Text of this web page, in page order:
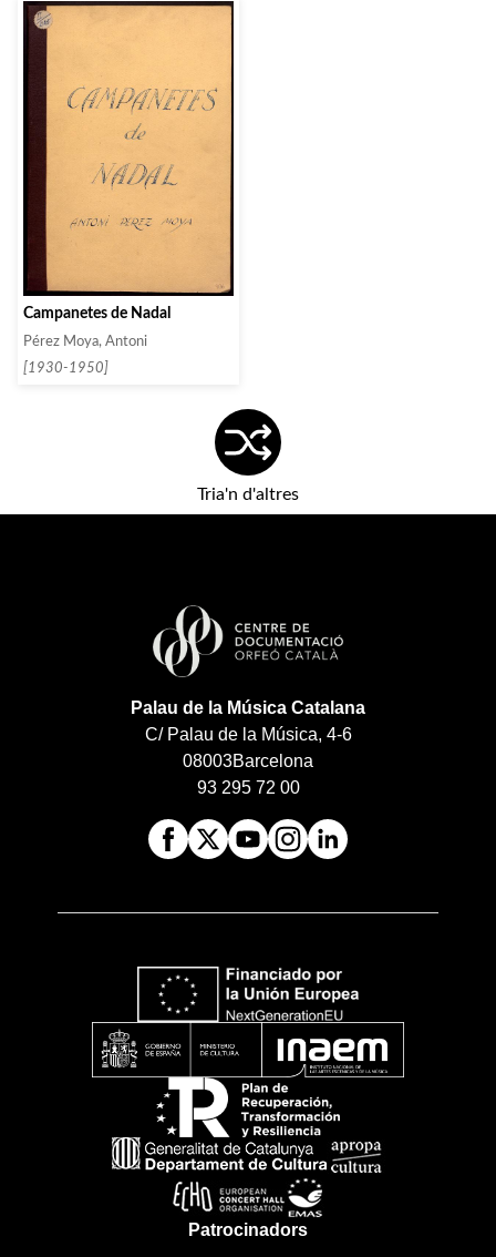
Campanetes de Nadal
Pérez Moya, Antoni
[1930-1950]
Tria'n d'altres
Palau de la Música Catalana
C/ Palau de la Música, 4-6
08003Barcelona
93 295 72 00
Patrocinadors